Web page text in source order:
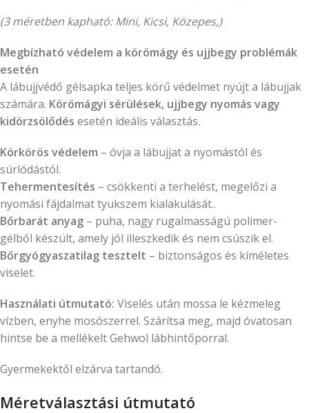
(3 méretben kapható: Mini, Kicsi, Közepes,)
Megbízható védelem a körömágy és ujjbegy problémák
esetén
A lábujjvédő gélsapka teljes körű védelmet nyújt a lábujjak
számára. Körömágyi sérülések, ujjbegy nyomás vagy
kidörzsölődés esetén ideális választás.
Körkörös védelem – óvja a lábujjat a nyomástól és
súrlódástól.
Tehermentesítés – csökkenti a terhelést, megelőzi a
nyomási fájdalmat tyukszem kialakulását..
Bőrbarát anyag – puha, nagy rugalmasságú polimer-
gélből készült, amely jól illeszkedik és nem csúszik el.
Bőrgyógyaszatilag tesztelt – biztonságos és kíméletes
viselet.
Használati útmutató: Viselés után mossa le kézmeleg
vízben, enyhe mosószerrel. Szárítsa meg, majd óvatosan
hintse be a mellékelt Gehwol lábhintőporral.
Gyermekektől elzárva tartandó.
Méretválasztási útmutató